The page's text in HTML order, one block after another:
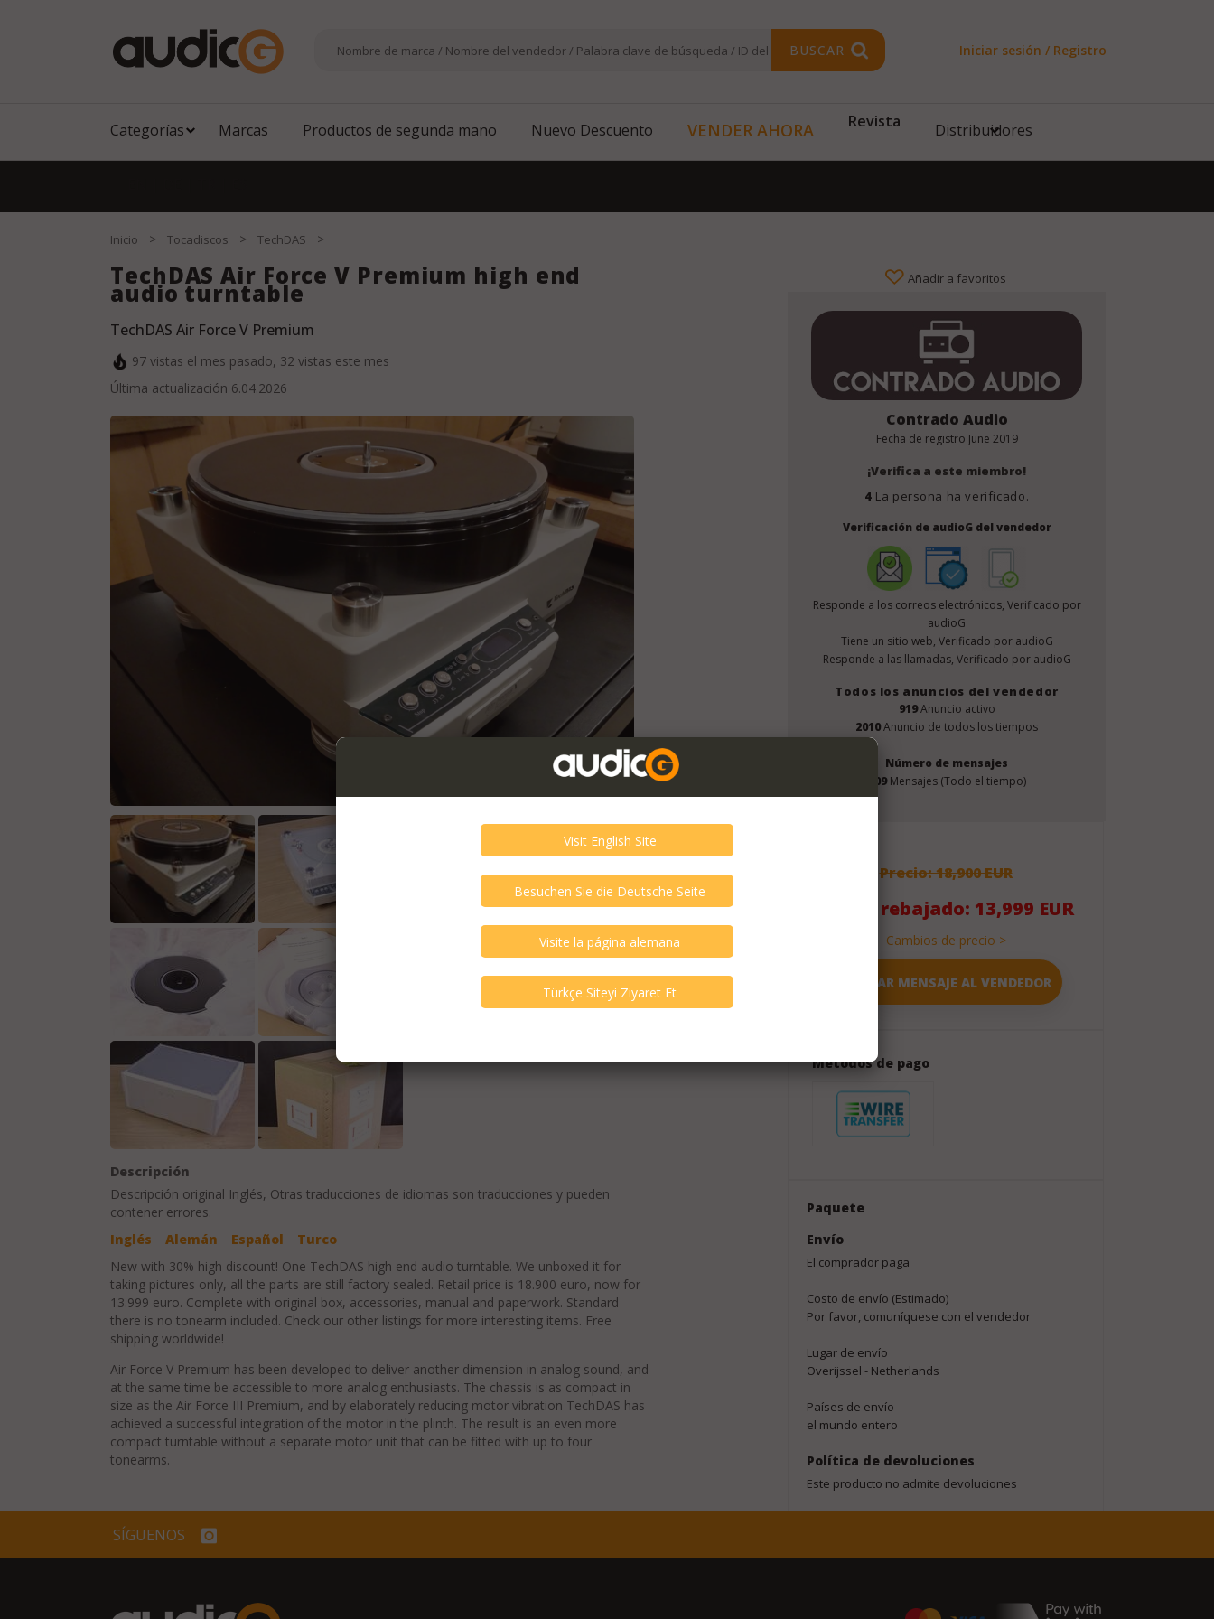
BUSCAR Iniciar sesión / Registro
Categorías Marcas Productos de segunda mano Nuevo Descuento VENDER AHORA Revista Distribuidores
Inicio > Tocadiscos > TechDAS >
TechDAS Air Force V Premium high end
audio turntable
TechDAS Air Force V Premium
97 vistas el mes pasado, 32 vistas este mes
Última actualización 6.04.2026
Descripción
Descripción original Inglés, Otras traducciones de idiomas son traducciones y pueden
contener errores.
Inglés
Alemán Español
Turco
New with 30% high discount! One TechDAS high end audio turntable. We unboxed it for
taking pictures only, all the parts are still factory sealed. Retail price is 18.900 euro, now for
13.999 euro. Complete with original box, accessories, manual and paperwork. Standard
there is no tonearm included. Check our other listings for more interesting items. Free
shipping worldwide!
Air Force V Premium has been developed to deliver another dimension in analog sound, and
at the same time be accessible to more analog enthusiasts. The chassis is as compact in
size as the Air Force III Premium, and by elaborately reducing motor vibration TechDAS has
achieved a successful integration of the motor in the plinth. The result is an even more
compact turntable without a separate motor unit that can be fitted with up to four
tonearms.
Añadir a favoritos
Contrado Audio
Fecha de registro June 2019
¡Verifica a este miembro!
4 La persona ha verificado.
Verificación de audioG del vendedor
Responde a los correos electrónicos, Verificado por
audioG
Tiene un sitio web, Verificado por audioG
Responde a las llamadas, Verificado por audioG
Todos los anuncios del vendedor
919Anuncio activo
2010Anuncio de todos los tiempos
Número de mensajes
209Mensajes (Todo el tiempo)
Precio: 18,900 EUR
Precio rebajado: 13,999 EUR
Cambios de precio >
Métodos de pago
Paquete
Envío
El comprador paga
Costo de envío (Estimado)
Por favor, comuníquese con el vendedor
Lugar de envío
Overijssel - Netherlands
Países de envío
el mundo entero
Política de devoluciones
Este producto no admite devoluciones
SÍGUENOS